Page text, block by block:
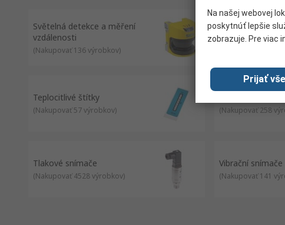
Světelná detekce a měření
vzdálenosti
(Nakupovať 136 výrobkov)
Světelné mřížky
(Nakupovať 90
Teplocitlivé štítky
(Nakupovať 57 výrobkov) (Nakupovať 258
Tlakové snímače
(Nakupovať 4528 výrobkov)
Vibrační snímače
(Nakupovať 141
Na našej webovej
poskytnúť lepšie
zobrazuje. Pre viac
Prijať